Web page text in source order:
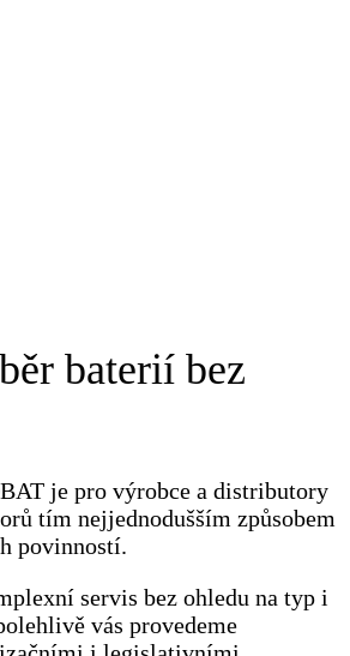
baterií bez
je pro výrobce a distributory
tím nejjednodušším způsobem
povinností.
servis bez ohledu na typ i
vás provedeme